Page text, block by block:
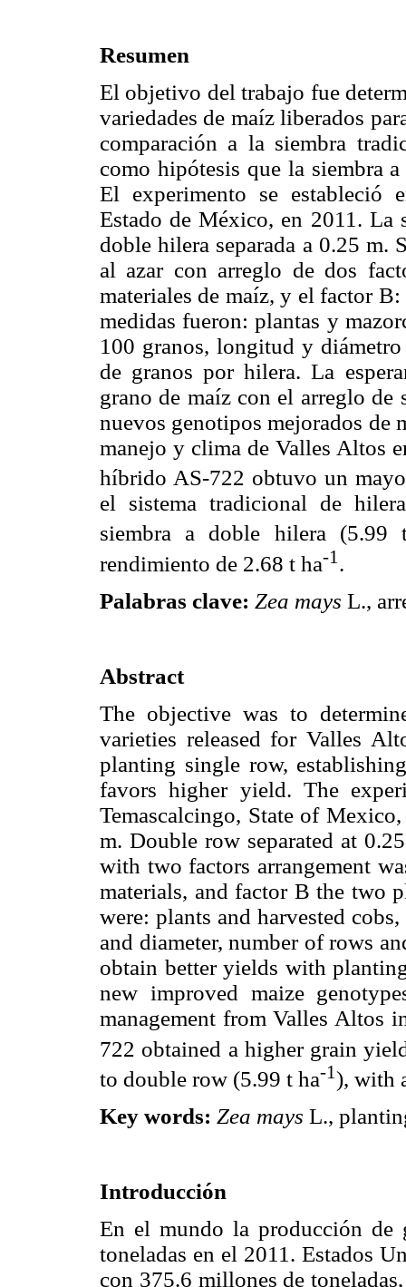
Resumen
El objetivo del trabajo fue
variedades de maíz liberados
comparación a la siembra
como hipótesis que la siembra
El experimento se estableció
Estado de México, en 2011. La
doble hilera separada a 0.25 m.
al azar con arreglo de dos
materiales de maíz, y el factor
medidas fueron: plantas y
100 granos, longitud y
de granos por hilera. La
grano de maíz con el arreglo de
nuevos genotipos mejorados de
manejo y clima de Valles Altos
híbrido AS-722 obtuvo un
el sistema tradicional de
siembra a doble hilera (5.99
rendimiento de 2.68 t ha-1 .
Palabras clave: Zea mays L.,
Abstract
The objective was to
varieties released for Valles
planting single row,
favors higher yield. The
Temascalcingo, State of
m. Double row separated at
with two factors arrangement
materials, and factor B the two
were: plants and harvested
and diameter, number of rows
obtain better yields with
new improved maize
management from Valles Altos
722 obtained a higher grain
to double row (5.99 t ha-1), with
Key words: Zea mays L.,
Introducción
En el mundo la producción de
toneladas en el 2011. Estados
con 375.6 millones de